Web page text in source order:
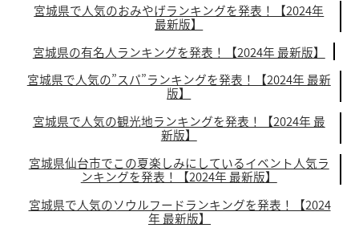
宮城県で人気のおみやげランキングを発表！【2024年
最新版】
宮城県の有名人ランキングを発表！【2024年 最新版】
宮城県で人気の”スパ”ランキングを発表！【2024年 最新
版】
宮城県で人気の観光地ランキングを発表！【2024年 最
新版】
宮城県仙台市でこの夏楽しみにしているイベント人気ラ
ンキングを発表！【2024年 最新版】
宮城県で人気のソウルフードランキングを発表！【2024
年 最新版】